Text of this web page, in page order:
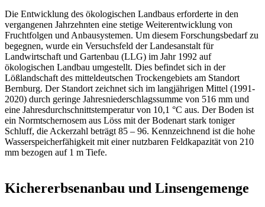
Die Entwicklung des ökologischen Landbaus erforderte in den
vergangenen Jahrzehnten eine stetige Weiterentwicklung von
Fruchtfolgen und Anbausystemen. Um diesem Forschungsbedarf zu
begegnen, wurde ein Versuchsfeld der Landesanstalt für
Landwirtschaft und Gartenbau (LLG) im Jahr 1992 auf
ökologischen Landbau umgestellt. Dies befindet sich in der
Lößlandschaft des mitteldeutschen Trockengebiets am Standort
Bernburg. Der Standort zeichnet sich im langjährigen Mittel (1991-
2020) durch geringe Jahresniederschlagssumme von 516 mm und
eine Jahresdurchschnittstemperatur von 10,1 °C aus. Der Boden ist
ein Normtschernosem aus Löss mit der Bodenart stark toniger
Schluff, die Ackerzahl beträgt 85 – 96. Kennzeichnend ist die hohe
Wasserspeicherfähigkeit mit einer nutzbaren Feldkapazität von 210
mm bezogen auf 1 m Tiefe.
Kichererbsenanbau und Linsengemenge